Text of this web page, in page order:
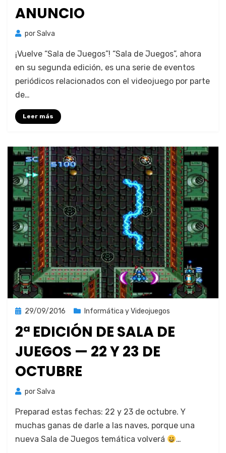
ANUNCIO
porSalva
¡Vuelve “Sala de Jue­gos”! “Sala de Jue­gos”, aho­ra
en su segun­da edi­ción, es una serie de even­tos
per­iódi­cos rela­ciona­dos con el video­juego por parte
de…
Leer más
Publicada
29/09/2016 Informática y Videojuegos
2ª EDICIÓN DE SALA DE
JUEGOS — 22 Y 23 DE
OCTUBRE
porSalva
Preparad estas fechas: 22 y 23 de octubre. Y
muchas ganas de dar­le a las naves, porque una
nue­va Sala de Jue­gos temáti­ca volverá
…